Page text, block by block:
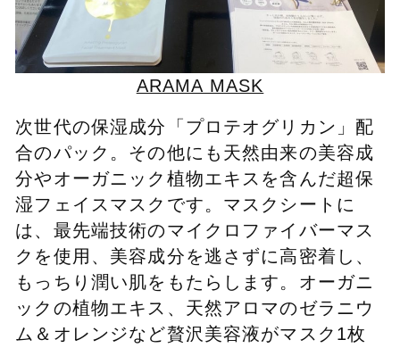
ARAMA MASK
次世代の保湿成分「プロテオグリカン」配
合のパック。その他にも天然由来の美容成
分やオーガニック植物エキスを含んだ超保
湿フェイスマスクです。マスクシートに
は、最先端技術のマイクロファイバーマス
クを使用、美容成分を逃さずに高密着し、
もっちり潤い肌をもたらします。オーガニ
ックの植物エキス、天然アロマのゼラニウ
ム＆オレンジなど贅沢美容液がマスク1枚